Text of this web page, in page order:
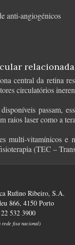
anti-angiogénicos
central da retina
circulatórios
passam,
raios laser como a
multi-vitamínicos e
(TEC –
Rufino Ribeiro, S.A.
866, 4150 Porto
532 3900
rede fixa nacional)